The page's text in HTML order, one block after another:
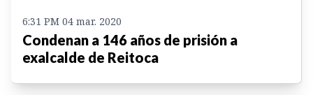
6:31 PM 04 mar. 2020
Condenan a 146 años de prisión a
exalcalde de Reitoca